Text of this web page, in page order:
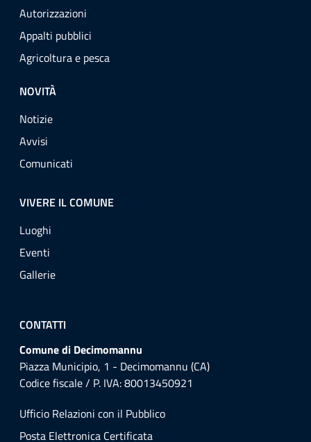
Autorizzazioni
Appalti pubblici
Agricoltura e pesca
NOVITÀ
Notizie
Avvisi
Comunicati
VIVERE IL COMUNE
Luoghi
Eventi
Gallerie
CONTATTI
Comune di Decimomannu
Piazza Municipio, 1 - Decimomannu (CA)
Codice fiscale / P. IVA: 80013450921
Ufficio Relazioni con il Pubblico
Posta Elettronica Certificata